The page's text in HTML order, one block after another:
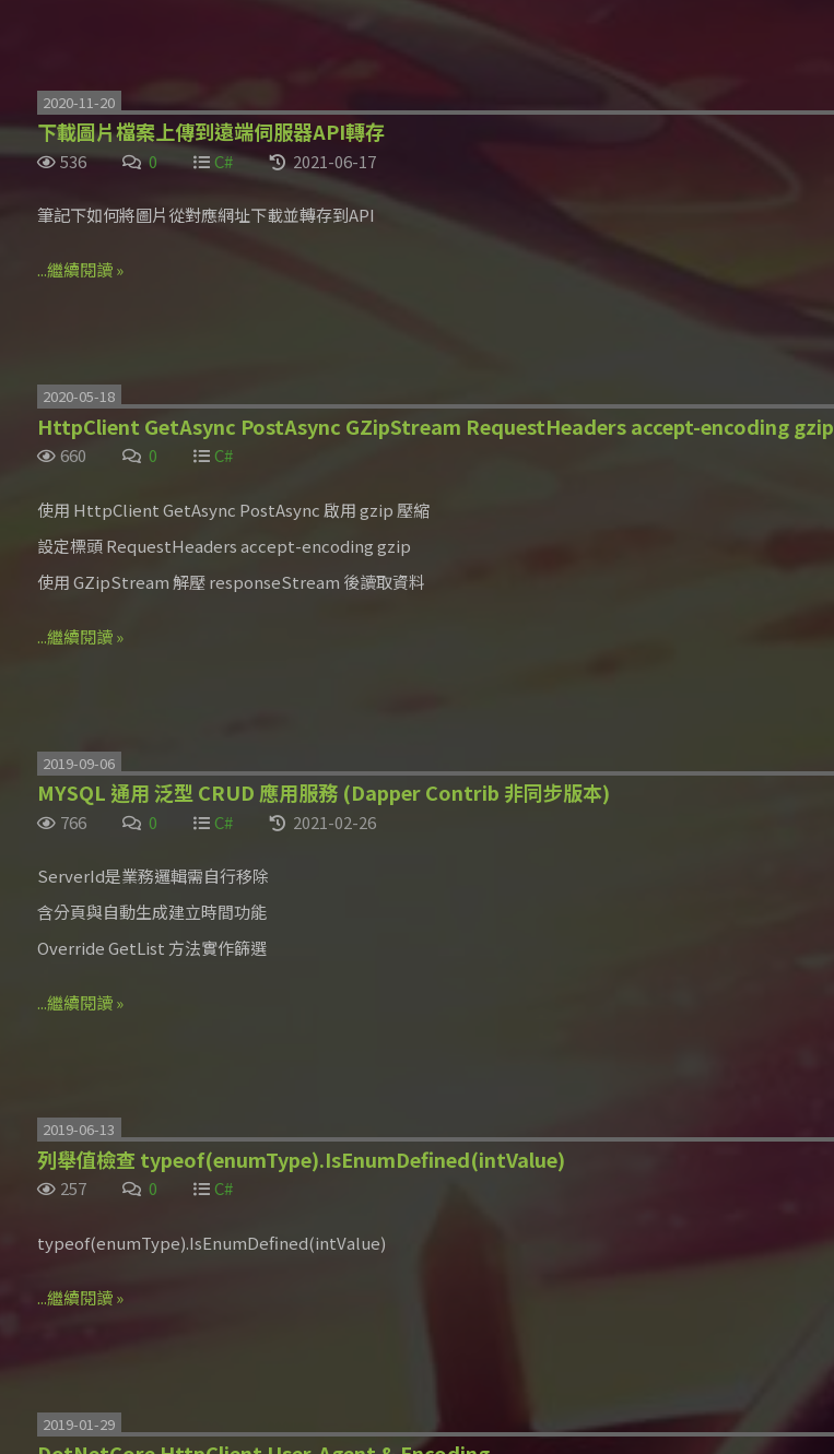
2020-11-20
下載圖片檔案上傳到遠端伺服器API轉存
536 0 C# 2021-06-17
筆記下如何將圖片從對應網址下載並轉存到API
...繼續閱讀 »
2020-05-18
HttpClient GetAsync PostAsync GZipStream RequestHeaders accept-encoding gzip
660 0 C#
使用 HttpClient GetAsync PostAsync 啟用 gzip 壓縮
設定標頭 RequestHeaders accept-encoding gzip
使用 GZipStream 解壓 responseStream 後讀取資料
...繼續閱讀 »
2019-09-06
MYSQL 通用 泛型 CRUD 應用服務 (Dapper Contrib 非同步版本)
766 0 C# 2021-02-26
ServerId是業務邏輯需自行移除
含分頁與自動生成建立時間功能
Override GetList 方法實作篩選
...繼續閱讀 »
2019-06-13
列舉值檢查 typeof(enumType).IsEnumDefined(intValue)
257 0 C#
typeof(enumType).IsEnumDefined(intValue)
...繼續閱讀 »
2019-01-29